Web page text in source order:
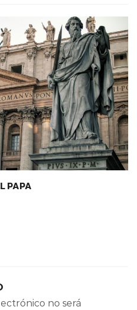
PAPA
no será